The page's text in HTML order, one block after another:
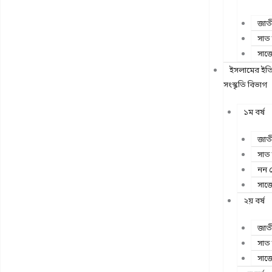
ইসলামের
সংস্কৃতি বিভাগ
১ম বর্ষ
নন
২য় বর্ষ